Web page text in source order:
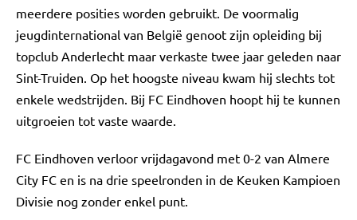
meerdere posities worden gebruikt. De voormalig
jeugdinternational van België genoot zijn opleiding bij
topclub Anderlecht maar verkaste twee jaar geleden naar
Sint-Truiden. Op het hoogste niveau kwam hij slechts tot
enkele wedstrijden. Bij FC Eindhoven hoopt hij te kunnen
uitgroeien tot vaste waarde.
FC Eindhoven verloor vrijdagavond met 0-2 van Almere
City FC en is na drie speelronden in de Keuken Kampioen
Divisie nog zonder enkel punt.